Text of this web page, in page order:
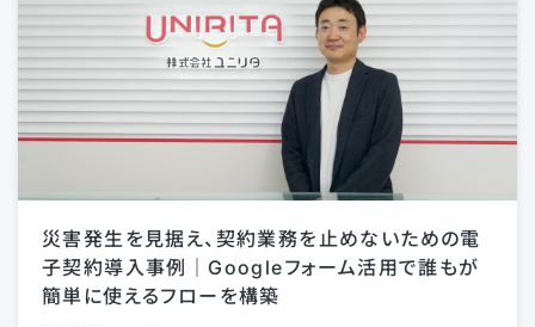
災害発生を見据え、契約業務を止めないための電
子契約導入事例｜Googleフォーム活用で誰もが
簡単に使えるフローを構築